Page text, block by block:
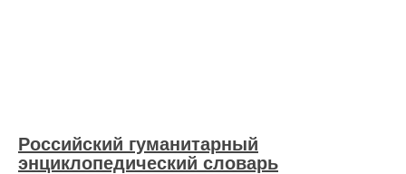
Российский гуманитарный
энциклопедический словарь